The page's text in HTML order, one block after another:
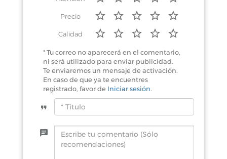
Precio
Calidad
* Tu correo no aparecerá en el comentario,
ni será utilizado para enviar publicidad.
Te enviaremos un mensaje de activación.
En caso de que ya te encuentres
registrado, favor de Iniciar sesión.